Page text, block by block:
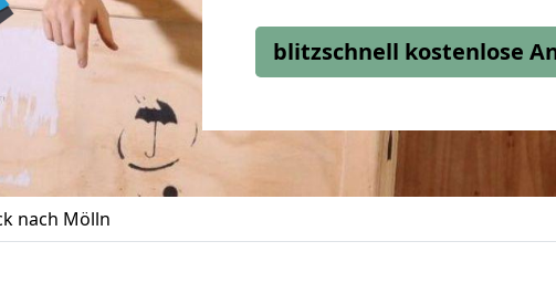
blitzschnell kostenlose
nach Mölln